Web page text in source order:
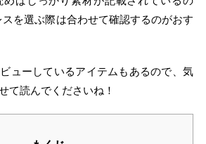
スを選ぶ際は合わせて確認するのがおす
ューしているアイテムもあるので、気
て読んでくださいね！